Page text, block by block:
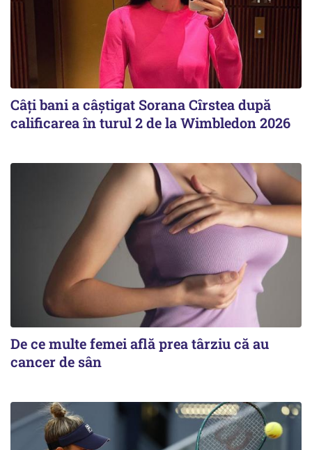
Câți bani a câștigat Sorana Cîrstea după
calificarea în turul 2 de la Wimbledon 2026
De ce multe femei află prea târziu că au
cancer de sân